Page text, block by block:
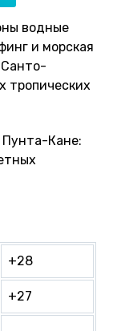
водные
и морская
Санто-
тропических
Кане:
+28
+27